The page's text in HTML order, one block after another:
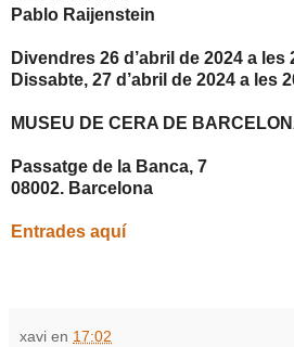
Pablo Raijenstein
Divendres 26 d’abril de 2024 a les
Dissabte, 27 d’abril de 2024 a les
MUSEU DE CERA DE
Passatge de la Banca, 7
08002. Barcelona
Entrades aquí
xavi en 17:02